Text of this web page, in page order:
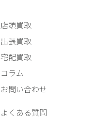
店頭買取
出張買取
宅配買取
コラム
お問い合わせ
よくある質問